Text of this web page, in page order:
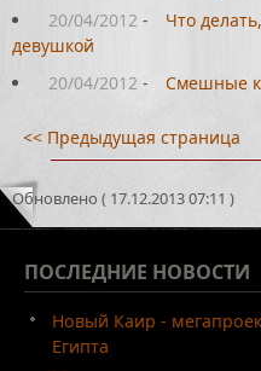
20/04/2012 -
Что
девушкой
20/04/2012 - Смешные
<< Предыдущая страница
Обновлено ( 17.12.2013 07:11 )
ПОСЛЕДНИЕ НОВОСТИ
Новый Каир -
Египта